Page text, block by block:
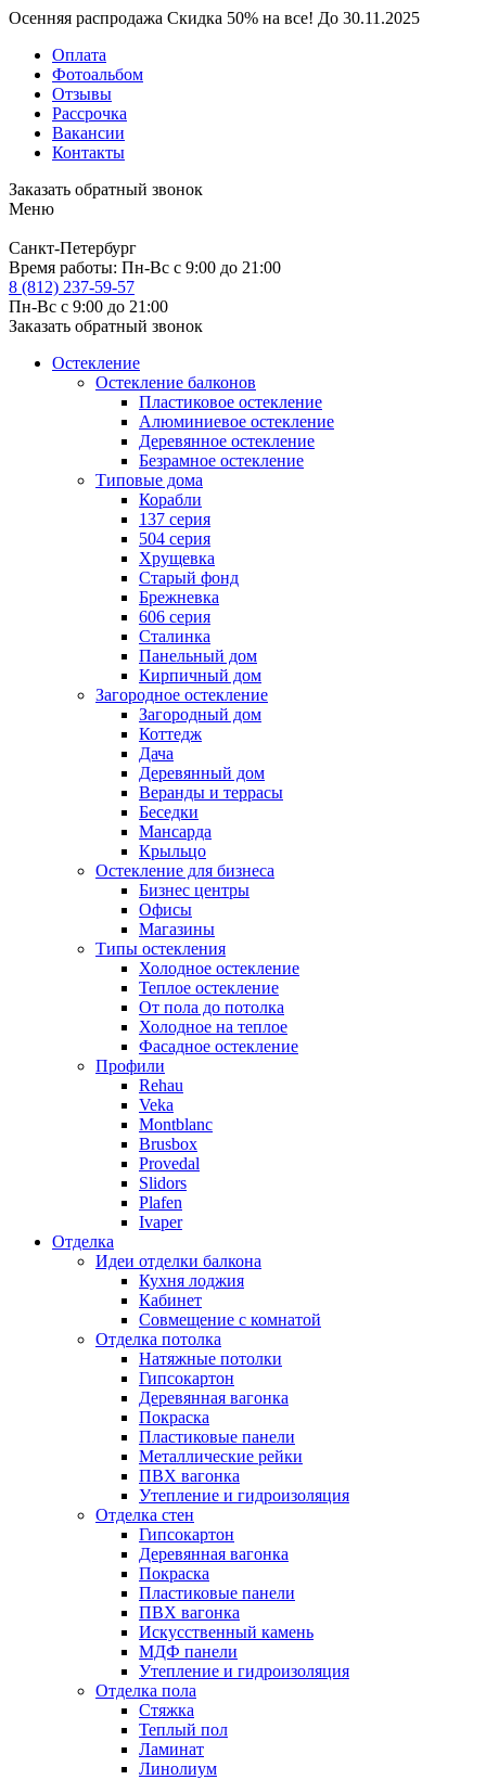
Осенняя распродажа Скидка 50% на все! До 30.11.2025
Оплата
Фотоальбом
Отзывы
Рассрочка
Вакансии
Контакты
Заказать обратный звонок
Меню
Санкт-Петербург
Время работы: Пн-Вс с 9:00 до 21:00
8 (812) 237-59-57
Пн-Вс с 9:00 до 21:00
Заказать обратный звонок
Остекление
Остекление балконов
Пластиковое остекление
Алюминиевое остекление
Деревянное остекление
Безрамное остекление
Типовые дома
Корабли
137 серия
504 серия
Хрущевка
Старый фонд
Брежневка
606 серия
Сталинка
Панельный дом
Кирпичный дом
Загородное остекление
Загородный дом
Коттедж
Дача
Деревянный дом
Веранды и террасы
Беседки
Мансарда
Крыльцо
Остекление для бизнеса
Бизнес центры
Офисы
Магазины
Типы остекления
Холодное остекление
Теплое остекление
От пола до потолка
Холодное на теплое
Фасадное остекление
Профили
Rehau
Veka
Montblanc
Brusbox
Provedal
Slidors
Plafen
Ivaper
Отделка
Идеи отделки балкона
Кухня лоджия
Кабинет
Совмещение с комнатой
Отделка потолка
Натяжные потолки
Гипсокартон
Деревянная вагонка
Покраска
Пластиковые панели
Металлические рейки
ПВХ вагонка
Утепление и гидроизоляция
Отделка стен
Гипсокартон
Деревянная вагонка
Покраска
Пластиковые панели
ПВХ вагонка
Искусственный камень
МДФ панели
Утепление и гидроизоляция
Отделка пола
Стяжка
Теплый пол
Ламинат
Линолиум